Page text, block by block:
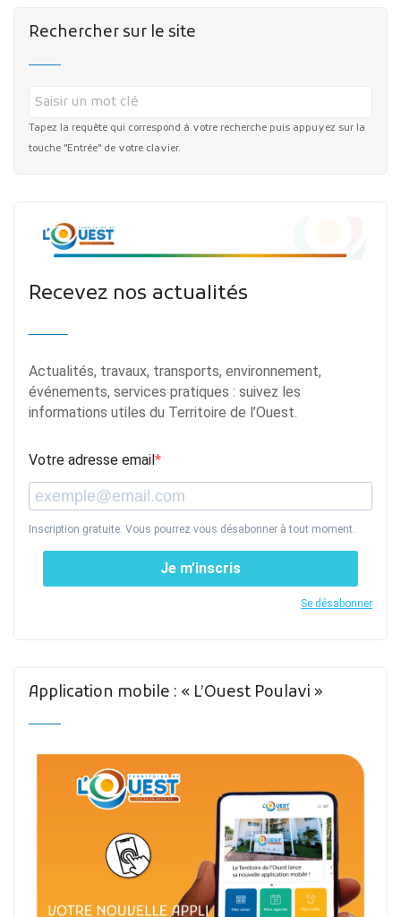
Rechercher sur le site
Tapez la requête qui correspond à votre recherche puis appuyez sur la
touche "Entrée" de votre clavier.
Recevez nos actualités
Actualités, travaux, transports, environnement,
événements, services pratiques : suivez les
informations utiles du Territoire de l’Ouest.
Votre adresse email
Inscription gratuite. Vous pourrez vous désabonner à tout moment.
Je m’inscris
Se désabonner
Application mobile : « L’Ouest Poulavi »